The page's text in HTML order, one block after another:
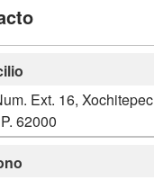
Ext. 16, Xochitepec
62000